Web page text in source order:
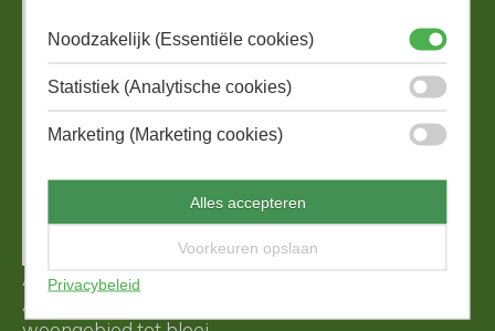
Aan de rand van het middeleeuwse centrum van
Appingedam komt een groen en duurzaam
Noodzakelijk (Essentiële cookies)
Statistiek (Analytische cookies)
Marketing (Marketing cookies)
Alles accepteren
Voorkeuren opslaan
Privacybeleid